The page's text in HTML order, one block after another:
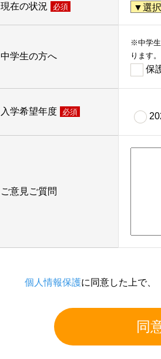
現在の状況 必須
中学生の方へ
※中学生
ります。
保
入学希望年度 必須
ご意見ご質問
個人情報保護に同意した上で、